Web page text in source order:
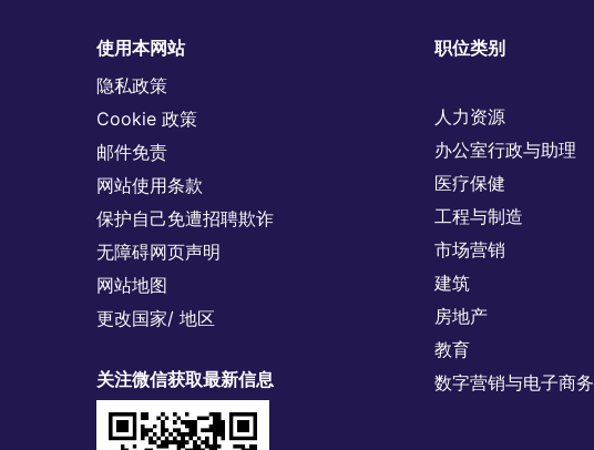
使用本网站
隐私政策
Cookie 政策
邮件免责
网站使用条款
保护自己免遭招聘欺诈
无障碍网页声明
网站地图
更改国家/ 地区
关注微信获取最新信息
职位类别
人力资源
办公室行政与助理
医疗保健
工程与制造
市场营销
建筑
房地产
教育
数字营销与电子商务